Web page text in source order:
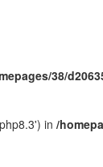
38/
in /